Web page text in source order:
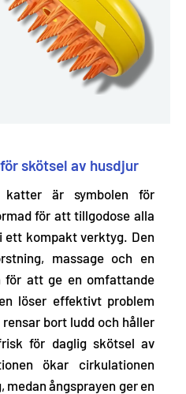
skötsel av husdjur
katter är symbolen för
för att tillgodose alla
ett kompakt verktyg. Den
massage och en
för att ge en omfattande
löser effektivt problem
bort luddoch håller
för daglig skötsel av
ökar cirkulationen
medan ångsprayen ger en